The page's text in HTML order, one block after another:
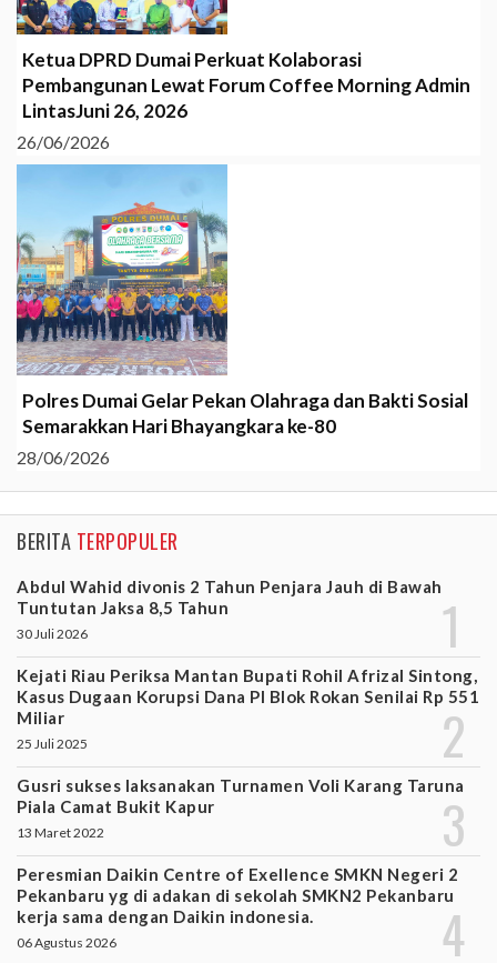
Ketua DPRD Dumai Perkuat Kolaborasi
Pembangunan Lewat Forum Coffee Morning Admin
LintasJuni 26, 2026
26/06/2026
Polres Dumai Gelar Pekan Olahraga dan Bakti Sosial
Semarakkan Hari Bhayangkara ke-80
28/06/2026
BERITA TERPOPULER
Abdul Wahid divonis 2 Tahun Penjara Jauh di Bawah
Tuntutan Jaksa 8,5 Tahun
30 Juli 2026
Kejati Riau Periksa Mantan Bupati Rohil Afrizal Sintong,
Kasus Dugaan Korupsi Dana PI Blok Rokan Senilai Rp 551
Miliar
25 Juli 2025
Gusri sukses laksanakan Turnamen Voli Karang Taruna
Piala Camat Bukit Kapur
13 Maret 2022
Peresmian Daikin Centre of Exellence SMKN Negeri 2
Pekanbaru yg di adakan di sekolah SMKN2 Pekanbaru
kerja sama dengan Daikin indonesia.
06 Agustus 2026